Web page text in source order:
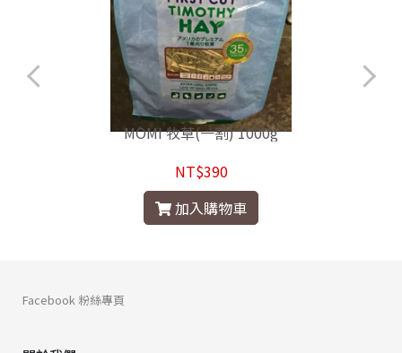
MOMI 牧草(一割) 1000g
NT$390
加入購物車
Facebook 粉絲專頁